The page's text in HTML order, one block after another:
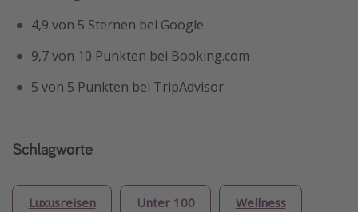
4,9 von 5 Sternen bei Google
9,7 von 10 Punkten bei Booking.com
5 von 5 Punkten bei TripAdvisor
Schlagworte
Luxusreisen Unter 100 Wellness